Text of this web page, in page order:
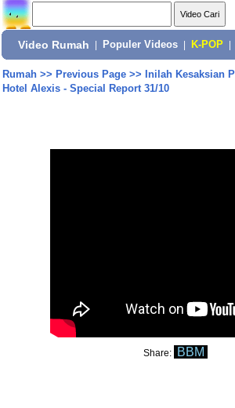
Video Rumah Populer Videos K-POP
Rumah>> Previous Page>> Inilah Kesaksian
Hotel Alexis - Special Report 31/10
Share: BBM